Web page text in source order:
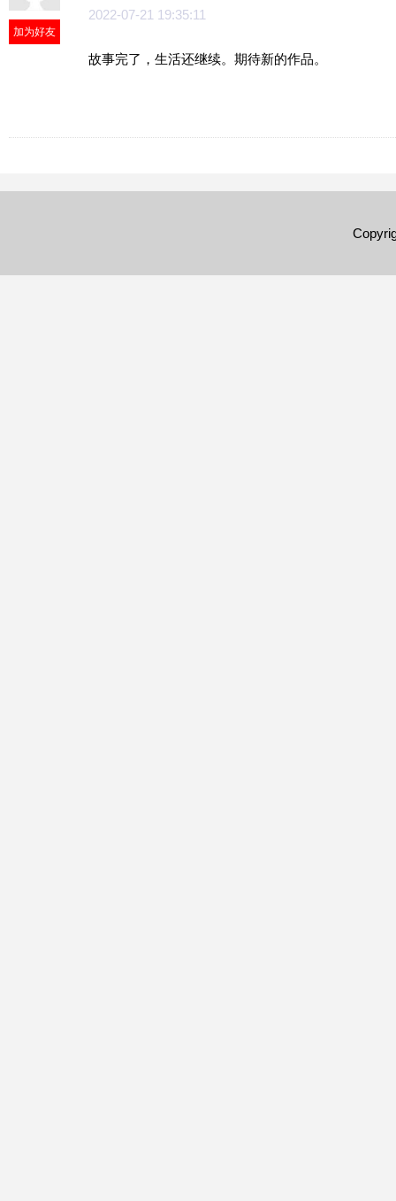
加为好友
2022-07-21 19:35:11
故事完了，生活还继续。期待新的作品。